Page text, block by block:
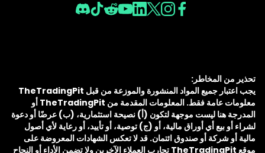
تحذير من المخاطر:
يجب اعتبار جميع المواد المنشورة والموزعة من قبل TheTradingPit
معلومات عامة فقط. المعلومات المقدمة من TheTradingPit أو
المدرجة هنا ليست موجهة لتكون (أ) نصيحة استثمارية، (ب) عرضًا أو دعوة
لشراء أو بيع أي أوراق مالية، أو (ج) توصية، أو تأييد، أو رعاية لأي أصول
مالية أو شركة أو صندوق ائتمان. قد لا تعكس الشهادات المعروضة على
موقع TheTradingPit تجارب العملاء الآخرين ولا تضمن الأداء أو النجاح